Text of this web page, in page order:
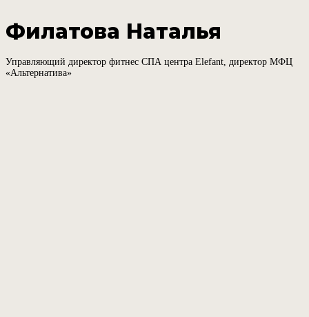
Филатова Наталья
Управляющий директор фитнес СПА центра Elefant, директор МФЦ
«Альтернатива»